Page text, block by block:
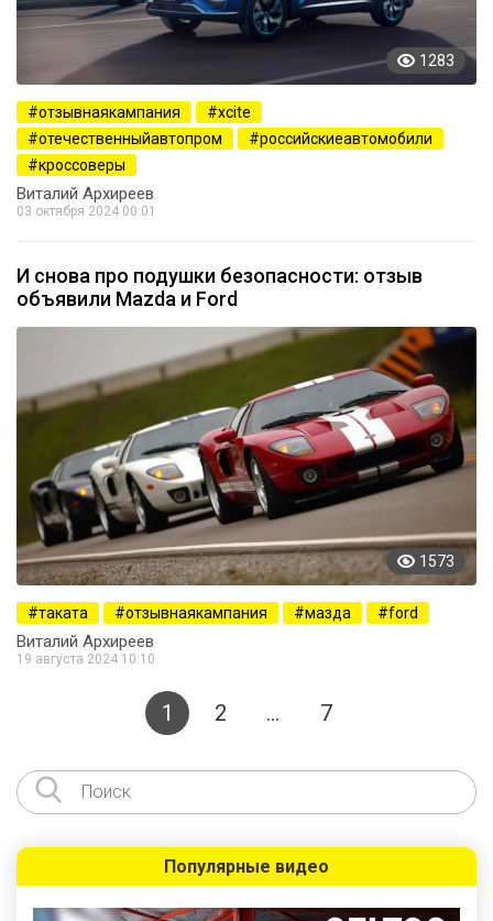
1283
отзывнаякампания
xcite
отечественныйавтопром
российскиеавтомобили
кроссоверы
Виталий Архиреев
03 октября 2024 00:01
И снова про подушки безопасности: отзыв
объявили Mazda и Ford
1573
таката отзывнаякампания мазда ford
Виталий Архиреев
19 августа 2024 10:10
1 2 … 7
Популярные видео